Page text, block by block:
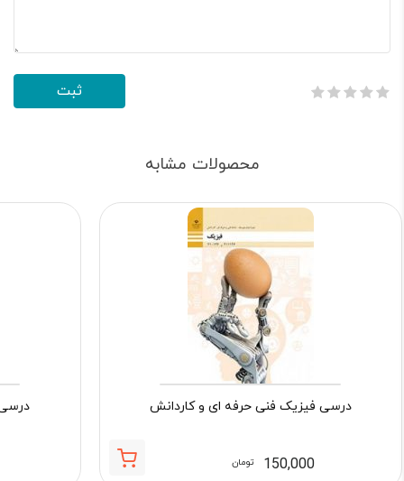
محصولات مشابه
درسی فیزیک فنی حرفه ای و کاردانش
150,000 تومان